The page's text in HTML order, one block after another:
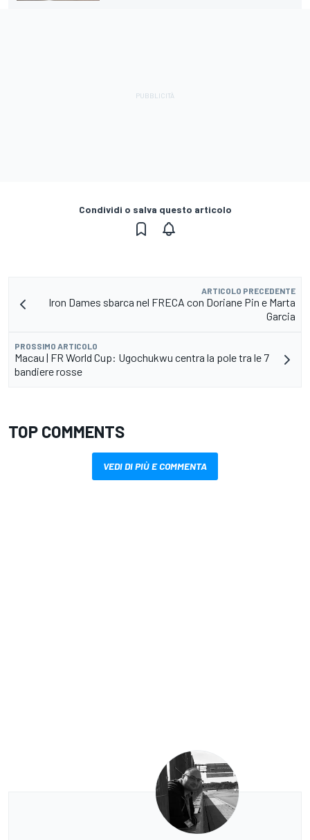
Condividi o salva questo articolo
ARTICOLO PRECEDENTE
Iron Dames sbarca nel FRECA con Doriane Pin e Marta
Garcia
PROSSIMO ARTICOLO
Macau | FR World Cup: Ugochukwu centra la pole tra le 7
bandiere rosse
TOP COMMENTS
VEDI DI PIÙ E COMMENTA